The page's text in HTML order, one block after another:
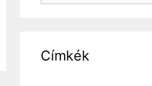
Címkék